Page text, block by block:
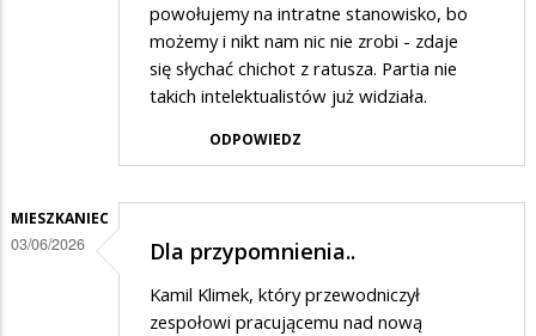
powołujemy na intratne stanowisko, bo
możemy i nikt nam nic nie zrobi - zdaje
się słychać chichot z ratusza. Partia nie
takich intelektualistów już widziała.
ODPOWIEDZ
MIESZKANIEC
03/06/2026 Dla przypomnienia..
Kamil Klimek, który przewodniczył
zespołowi pracującemu nad nową